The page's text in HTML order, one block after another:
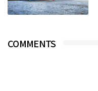
COMMENTS